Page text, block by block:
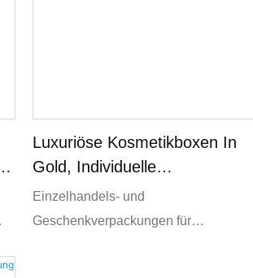
Luxuriöse Kosmetikboxen In
Gold, Individuelle
Papierverpackungen Für Make-
Up Und Hautpflege
Einzelhandels- und
Geschenkverpackungen für